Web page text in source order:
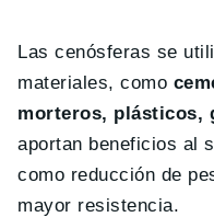
Las cenósferas se
materiales, como
morteros, plásticos,
aportan beneficios al
como reducción de
mayor resistencia.